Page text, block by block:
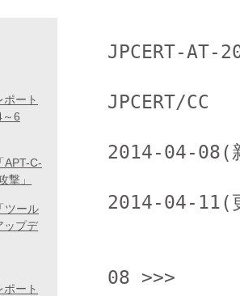
JPCERT-AT-
JPCERT/CC
2014-04-08(
2014-04-11(
08 >>>
ート
6
APT-C-
撃」
ツール
ップデ
ート